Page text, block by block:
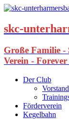
skc-
Große Familie
Verein -
Der Club
Förderverein
Kegelbahn